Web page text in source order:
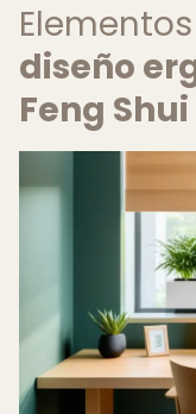
diseño
Feng Shui